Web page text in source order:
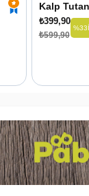
Kalp
₺399,90
₺599,90
%33